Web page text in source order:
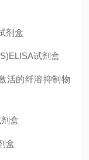
剂盒
试剂盒
活的纤溶抑制物
盒
盒